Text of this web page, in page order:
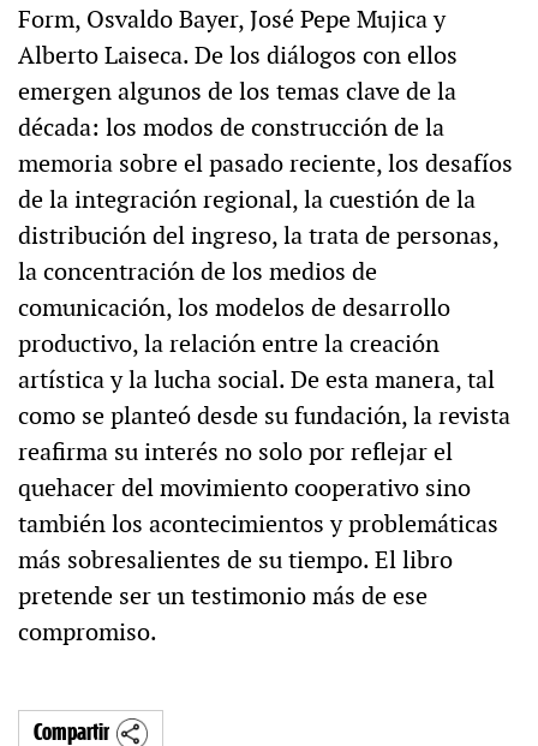
Form, Osvaldo Bayer, José Pepe Mujica y
Alberto Laiseca. De los diálogos con ellos
emergen algunos de los temas clave de la
década: los modos de construcción de la
memoria sobre el pasado reciente, los desafíos
de la integración regional, la cuestión de la
distribución del ingreso, la trata de personas,
la concentración de los medios de
comunicación, los modelos de desarrollo
productivo, la relación entre la creación
artística y la lucha social. De esta manera, tal
como se planteó desde su fundación, la revista
reafirma su interés no solo por reflejar el
quehacer del movimiento cooperativo sino
también los acontecimientos y problemáticas
más sobresalientes de su tiempo. El libro
pretende ser un testimonio más de ese
compromiso.
Compartir